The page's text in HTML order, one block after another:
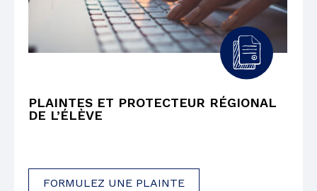
PLAINTES ET PROTECTEUR RÉGIONAL
DE L’ÉLÈVE
FORMULEZ UNE PLAINTE